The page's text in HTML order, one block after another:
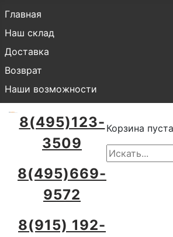
Главная
Наш склад
Доставка
Возврат
Наши возможности
8(495)123-
3509
8(495)669-
9572
8(915) 192-
Корзина пуста